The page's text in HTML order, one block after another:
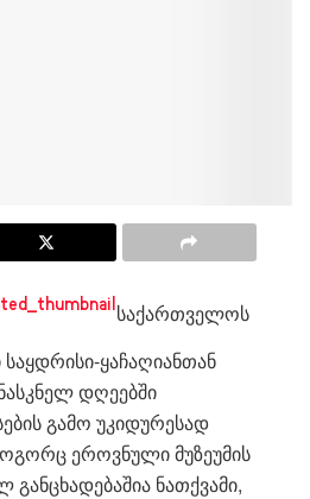
საქართველოს
ყაჩაღიანთან
დღეებში
გამო უკიდურესად
ეროვნული მუზეუმის
ნათქვამი,